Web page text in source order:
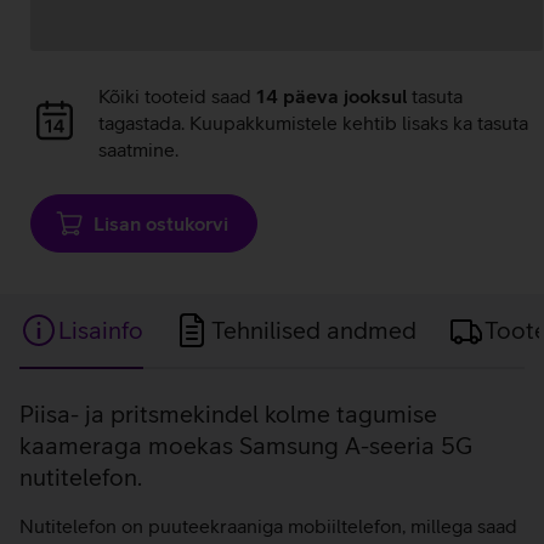
Andmete
laadimine
Kõiki tooteid saad 14 päeva jooksul tasuta
tagastada. Kuupakkumistele kehtib lisaks ka tasuta
saatmine.
Lisan ostukorvi
Lisainfo Tehnilised andmed
Lisainfo
Piisa- ja pritsmekindel kolme tagumise
kaameraga moekas Samsung A-seeria 5G
nutitelefon.
Nutitelefon on puuteekraaniga mobiiltelefon, millega saad